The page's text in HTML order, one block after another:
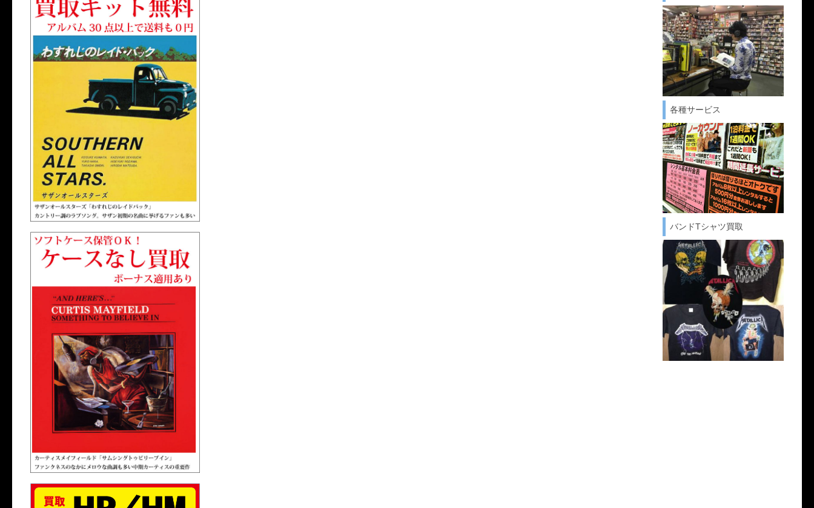
各種サービス
バンドTシャツ買取